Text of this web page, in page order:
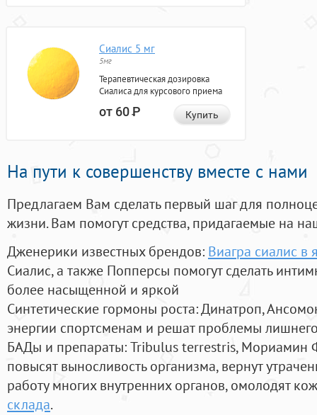
Сиалис 5 мг
5мг
Терапевтическая дозировка
Сиалиса для курсового приема
от 60Р Купить
На пути к совершенству вместе с нами
Предлагаем Вам сделать первый шаг для
жизни. Вам помогут средства, придагаемые на
Дженерики известных брендов: Виагра сиалис в
Сиалис, а также Попперсы помогут сделать
более насыщенной и яркой
Синтетические гормоны роста: Динатроп,
энергии спортсменам и решат проблемы
БАДы и препараты:Tribulus terrestris, Мориамин
повысят выносливость организма, вернут
работу многих внутренних органов, омолодят
склада.